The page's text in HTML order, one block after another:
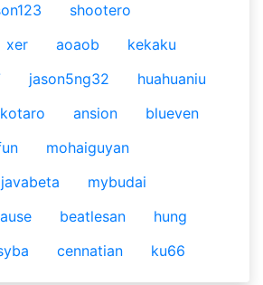
shootero
xer aoaob
kekaku
jason5ng32
huahuaniu
ansion
blueven
mohaiguyan
javabeta
mybudai
beatlesan
hung
cennatian ku66